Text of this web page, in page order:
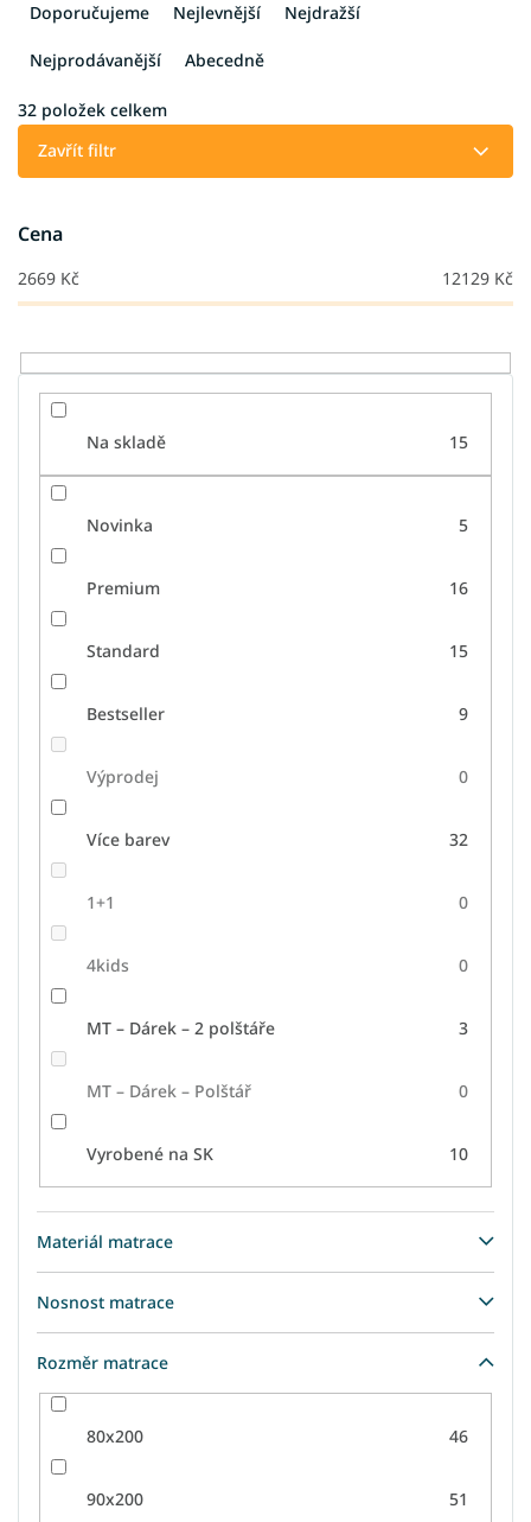
í
u
k
t
Doporučujeme Nejlevnější Nejdražší
Nejprodávanější Abecedně
32 položek celkem
Zavřít filtr
Cena
2669 Kč 12129 Kč
Na skladě 15
Novinka 5
Premium 16
Standard 15
Bestseller 9
Výprodej 0
Více barev 32
1+1 0
4kids 0
MT – Dárek – 2 polštáře 3
MT – Dárek – Polštář 0
Vyrobené na SK 10
Materiál matrace
Nosnost matrace
Rozměr matrace
80x200 46
90x200 51